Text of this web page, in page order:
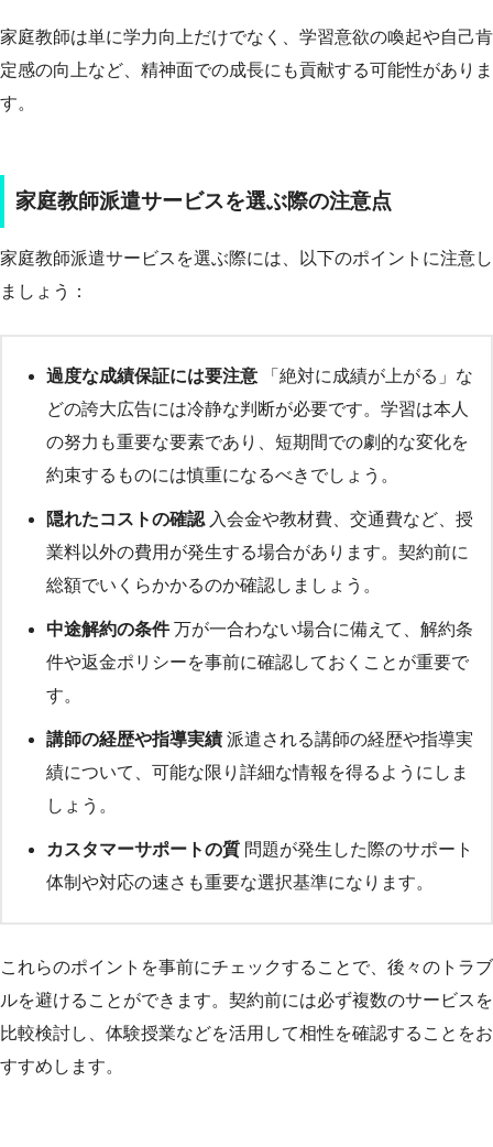
家庭教師は単に学力向上だけでなく、学習意欲の喚起や自己肯
定感の向上など、精神面での成長にも貢献する可能性がありま
す。
家庭教師派遣サービスを選ぶ際の注意点
家庭教師派遣サービスを選ぶ際には、以下のポイントに注意し
ましょう：
過度な成績保証には要注意 「絶対に成績が上がる」な
どの誇大広告には冷静な判断が必要です。学習は本人
の努力も重要な要素であり、短期間での劇的な変化を
約束するものには慎重になるべきでしょう。
隠れたコストの確認 入会金や教材費、交通費など、授
業料以外の費用が発生する場合があります。契約前に
総額でいくらかかるのか確認しましょう。
中途解約の条件万が一合わない場合に備えて、解約条
件や返金ポリシーを事前に確認しておくことが重要で
す。
講師の経歴や指導実績 派遣される講師の経歴や指導実
績について、可能な限り詳細な情報を得るようにしま
しょう。
カスタマーサポートの質 問題が発生した際のサポート
体制や対応の速さも重要な選択基準になります。
これらのポイントを事前にチェックすることで、後々のトラブ
ルを避けることができます。契約前には必ず複数のサービスを
比較検討し、体験授業などを活用して相性を確認することをお
すすめします。